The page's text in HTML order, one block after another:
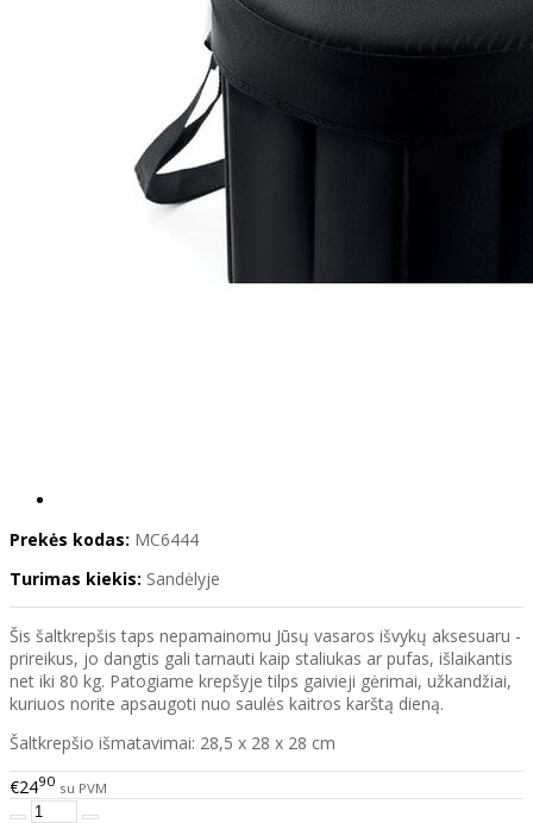
Prekės kodas: MC6444
Turimas kiekis: Sandėlyje
Šis šaltkrepšis taps nepamainomu Jūsų vasaros išvykų aksesuaru -
prireikus, jo dangtis gali tarnauti kaip staliukas ar pufas, išlaikantis
net iki 80 kg. Patogiame krepšyje tilps gaivieji gėrimai, užkandžiai,
kuriuos norite apsaugoti nuo saulės kaitros karštą dieną.
Šaltkrepšio išmatavimai: 28,5 x 28 x 28 cm
€2490 su PVM